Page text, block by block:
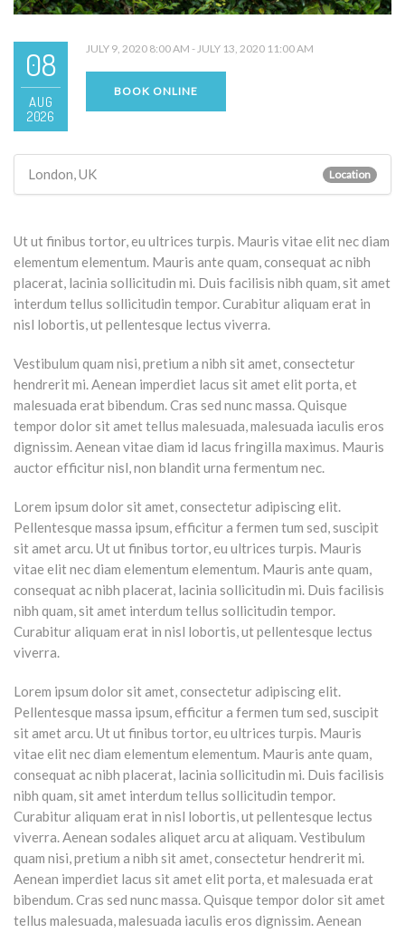
08
AUG
2026
JULY 9, 2020 8:00 AM - JULY 13, 2020 11:00 AM
BOOK ONLINE
London, UK Location
Ut ut finibus tortor, eu ultrices turpis. Mauris vitae elit nec diam
elementum elementum. Mauris ante quam, consequat ac nibh
placerat, lacinia sollicitudin mi. Duis facilisis nibh quam, sit amet
interdum tellus sollicitudin tempor. Curabitur aliquam erat in
nisl lobortis, ut pellentesque lectus viverra.
Vestibulum quam nisi, pretium a nibh sit amet, consectetur
hendrerit mi. Aenean imperdiet lacus sit amet elit porta, et
malesuada erat bibendum. Cras sed nunc massa. Quisque
tempor dolor sit amet tellus malesuada, malesuada iaculis eros
dignissim. Aenean vitae diam id lacus fringilla maximus. Mauris
auctor efficitur nisl, non blandit urna fermentum nec.
Lorem ipsum dolor sit amet, consectetur adipiscing elit.
Pellentesque massa ipsum, efficitur a fermen tum sed, suscipit
sit amet arcu. Ut ut finibus tortor, eu ultrices turpis. Mauris
vitae elit nec diam elementum elementum. Mauris ante quam,
consequat ac nibh placerat, lacinia sollicitudin mi. Duis facilisis
nibh quam, sit amet interdum tellus sollicitudin tempor.
Curabitur aliquam erat in nisl lobortis, ut pellentesque lectus
viverra.
Lorem ipsum dolor sit amet, consectetur adipiscing elit.
Pellentesque massa ipsum, efficitur a fermen tum sed, suscipit
sit amet arcu. Ut ut finibus tortor, eu ultrices turpis. Mauris
vitae elit nec diam elementum elementum. Mauris ante quam,
consequat ac nibh placerat, lacinia sollicitudin mi. Duis facilisis
nibh quam, sit amet interdum tellus sollicitudin tempor.
Curabitur aliquam erat in nisl lobortis, ut pellentesque lectus
viverra. Aenean sodales aliquet arcu at aliquam. Vestibulum
quam nisi, pretium a nibh sit amet, consectetur hendrerit mi.
Aenean imperdiet lacus sit amet elit porta, et malesuada erat
bibendum. Cras sed nunc massa. Quisque tempor dolor sit amet
tellus malesuada, malesuada iaculis eros dignissim. Aenean